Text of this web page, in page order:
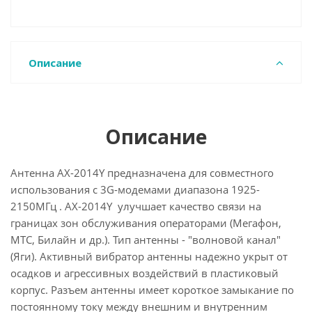
Описание
Описание
Антенна AX-2014Y предназначена для совместного
использования с 3G-модемами диапазона 1925-
2150МГц . АX-2014Y улучшает качество связи на
границах зон обслуживания операторами (Мегафон,
МТС, Билайн и др.). Тип антенны - "волновой канал"
(Яги). Активный вибратор антенны надежно укрыт от
осадков и агрессивных воздействий в пластиковый
корпус. Разъем антенны имеет короткое замыкание по
постоянному току между внешним и внутренним